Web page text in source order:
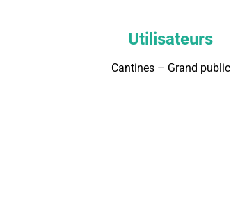
Utilisateurs
Cantines – Grand public